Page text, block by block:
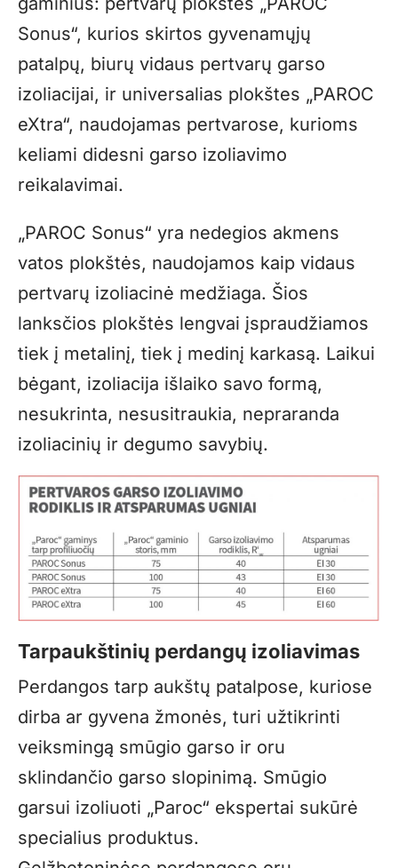
Sonus“, kurios skirtos gyvenamųjų
patalpų, biurų vidaus pertvarų garso
izoliacijai, ir universalias plokštes „PAROC
eXtra“, naudojamas pertvarose, kurioms
keliami didesni garso izoliavimo
reikalavimai.
„PAROC Sonus“ yra nedegios akmens
vatos plokštės, naudojamos kaip vidaus
pertvarų izoliacinė medžiaga. Šios
lanksčios plokštės lengvai įspraudžiamos
tiek į metalinį, tiek į medinį karkasą. Laikui
bėgant, izoliacija išlaiko savo formą,
nesukrinta, nesusitraukia, nepraranda
izoliacinių ir degumo savybių.
Tarpaukštinių perdangų izoliavimas
Perdangos tarp aukštų patalpose, kuriose
dirba ar gyvena žmonės, turi užtikrinti
veiksmingą smūgio garso ir oru
sklindančio garso slopinimą. Smūgio
garsui izoliuoti „Paroc“ ekspertai sukūrė
specialius produktus.